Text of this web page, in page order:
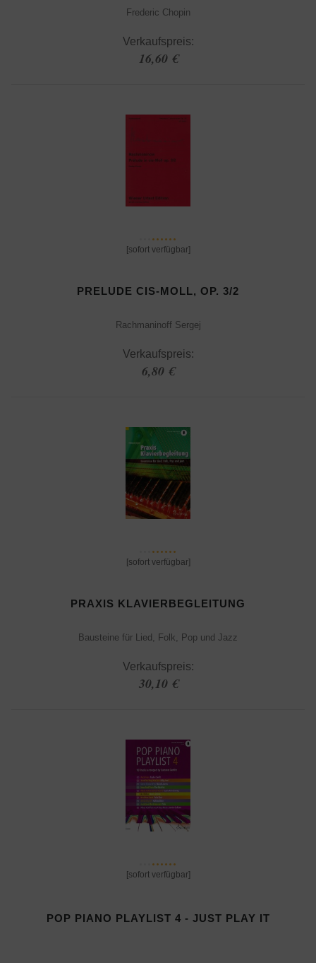
Frederic Chopin
Verkaufspreis:
16,60 €
[sofort verfügbar]
PRELUDE CIS-MOLL, OP. 3/2
Rachmaninoff Sergej
Verkaufspreis:
6,80 €
[sofort verfügbar]
PRAXIS KLAVIERBEGLEITUNG
Bausteine für Lied, Folk, Pop und Jazz
Verkaufspreis:
30,10 €
[sofort verfügbar]
POP PIANO PLAYLIST 4 - JUST PLAY IT